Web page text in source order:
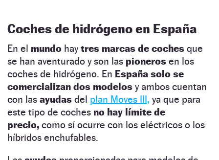
Coches de hidrógeno en España
En el mundo haytres marcas de coches que
se han aventurado y son las pioneros en los
coches de hidrógeno. En España solo se
comercializan dos modelos y ambos cuentan
con las ayudas del plan Moves III, ya que para
este tipo de coches no hay límite de
precio, como sí ocurre con los eléctricos o los
híbridos enchufables.